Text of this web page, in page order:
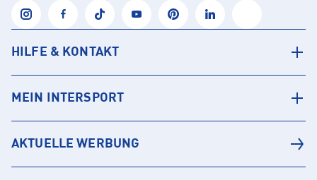
HILFE & KONTAKT
MEIN INTERSPORT
AKTUELLE WERBUNG